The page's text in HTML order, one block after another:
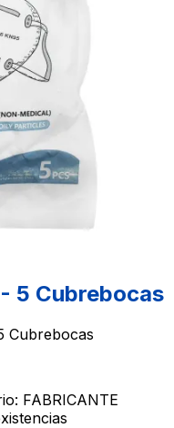
5 Cubrebocas
Cubrebocas
FABRICANTE